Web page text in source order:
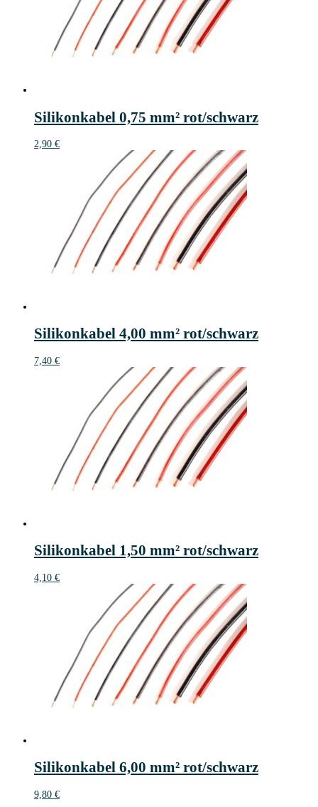
Silikonkabel 0,75 mm² rot/schwarz
2,90 €
Silikonkabel 4,00 mm² rot/schwarz
7,40 €
Silikonkabel 1,50 mm² rot/schwarz
4,10 €
Silikonkabel 6,00 mm² rot/schwarz
9,80 €